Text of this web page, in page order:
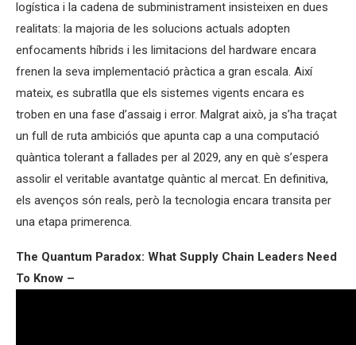
logística i la cadena de subministrament insisteixen en dues
realitats: la majoria de les solucions actuals adopten
enfocaments híbrids i les limitacions del hardware encara
frenen la seva implementació pràctica a gran escala. Així
mateix, es subratlla que els sistemes vigents encara es
troben en una fase d’assaig i error. Malgrat això, ja s’ha traçat
un full de ruta ambiciós que apunta cap a una computació
quàntica tolerant a fallades per al 2029, any en què s’espera
assolir el veritable avantatge quàntic al mercat. En definitiva,
els avenços són reals, però la tecnologia encara transita per
una etapa primerenca.
The Quantum Paradox: What Supply Chain Leaders Need
To Know –